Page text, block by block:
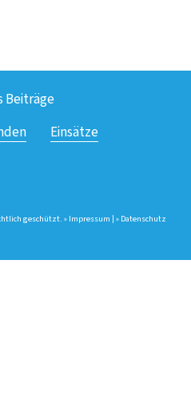
Beiträge
Einsätze
geschützt. » Impressum | » Datenschutz